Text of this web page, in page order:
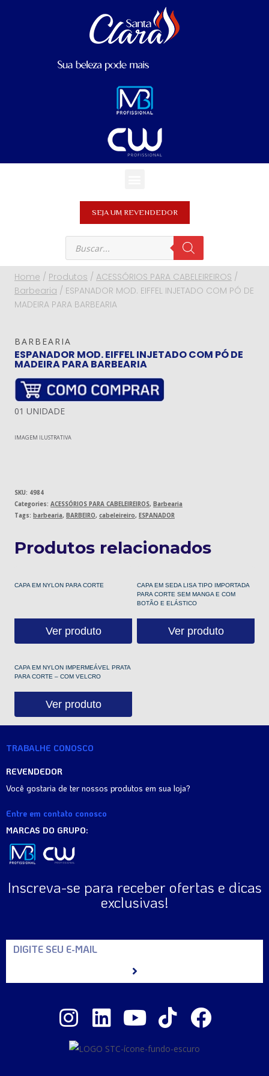
SEJA UM REVENDEDOR
Home / Produtos / ACESSÓRIOS PARA CABELEIREIROS /
Barbearia / ESPANADOR MOD. EIFFEL INJETADO COM PÓ DE
MADEIRA PARA BARBEARIA
BARBEARIA
ESPANADOR MOD. EIFFEL INJETADO COM PÓ DE
MADEIRA PARA BARBEARIA
01 UNIDADE
IMAGEM ILUSTRATIVA
SKU: 4984
Categories: ACESSÓRIOS PARA CABELEIREIROS, Barbearia
Tags: barbearia, BARBEIRO, cabeleireiro, ESPANADOR
Produtos relacionados
CAPA EM NYLON PARA CORTE
Ver produto
CAPA EM SEDA LISA TIPO IMPORTADA
PARA CORTE SEM MANGA E COM
BOTÃO E ELÁSTICO
Ver produto
CAPA EM NYLON IMPERMEÁVEL PRATA
PARA CORTE – COM VELCRO
Ver produto
TRABALHE CONOSCO
REVENDEDOR
Você gostaria de ter nossos produtos em sua loja?
Entre em contato conosco
MARCAS DO GRUPO:
Inscreva-se para receber ofertas e dicas
exclusivas!